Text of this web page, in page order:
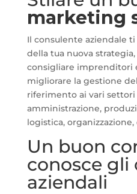
marketing
Il consulente aziendale
della tua nuova
consigliare imprenditori
migliorare la gestione
riferimento ai vari settori
amministrazione,
logistica, organizzazione,
Un buon
conosce gli
aziendali